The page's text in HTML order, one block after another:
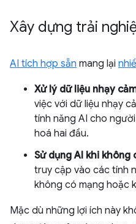
Xây dựng trải
AI tích hợp sẵn mang lại
Xử lý dữ liệu nhạy
việc với dữ liệu nhạy
tính năng AI cho
hoá hai đầu.
Sử dụng AI khi không
truy cập vào các tính
không có mạng hoặc
Mặc dù những lợi ích này